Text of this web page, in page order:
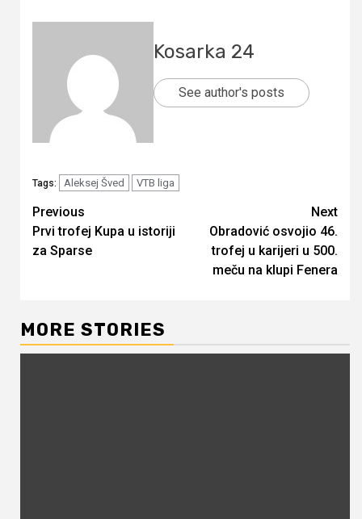
Kosarka 24
See author's posts
Tags: Aleksej Šved VTB liga
Continue
Reading
Previous
Prvi trofej Kupa u istoriji
za Sparse
Next
Obradović osvojio 46.
trofej u karijeri u 500.
meču na klupi Fenera
MORE STORIES